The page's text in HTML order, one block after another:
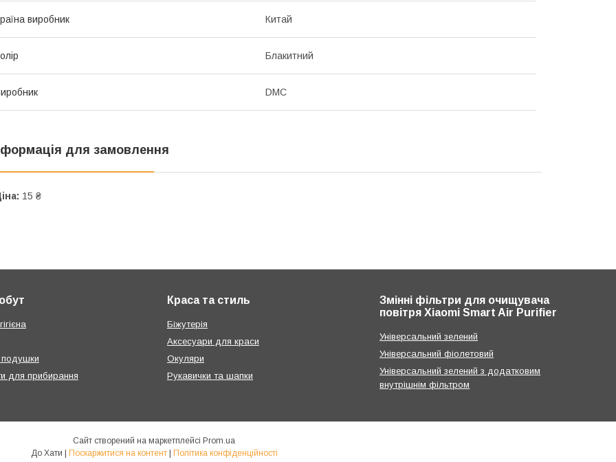
виробник Китай
Блакитний
DMC
для замовлення
15 ₴
для прибирання
Краса та стиль
Біжутерія
Аксесуари для краси
Окуляри
Рукавички та шапки
Змінні фільтри для очищувача
повітря Xiaomi Smart Air Purifier
Універсальний зелений
Універсальний фіолетовий
Універсальний зелений з додатковим
внутрішнім фільтром
Сайт створений на маркетплейсі Prom.ua
Поскаржитися на контент Політика конфіденційності